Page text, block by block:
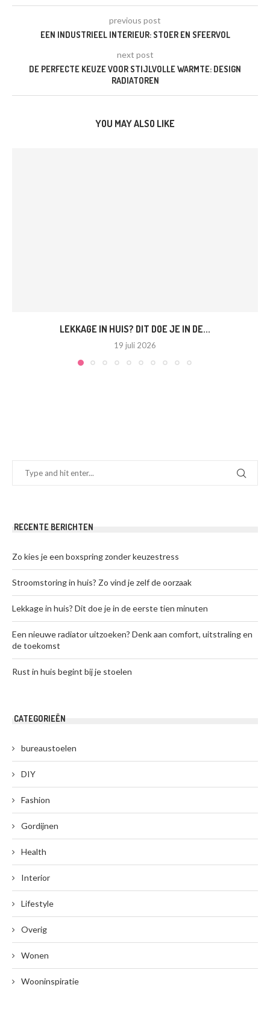
previous post
EEN INDUSTRIEEL INTERIEUR: STOER EN SFEERVOL
next post
DE PERFECTE KEUZE VOOR STIJLVOLLE WARMTE: DESIGN
RADIATOREN
YOU MAY ALSO LIKE
LEKKAGE IN HUIS? DIT DOE JE IN DE...
19 juli 2026
RECENTE BERICHTEN
Zo kies je een boxspring zonder keuzestress
Stroomstoring in huis? Zo vind je zelf de oorzaak
Lekkage in huis? Dit doe je in de eerste tien minuten
Een nieuwe radiator uitzoeken? Denk aan comfort, uitstraling en
de toekomst
Rust in huis begint bij je stoelen
CATEGORIEËN
bureaustoelen
DIY
Fashion
Gordijnen
Health
Interior
Lifestyle
Overig
Wonen
Wooninspiratie